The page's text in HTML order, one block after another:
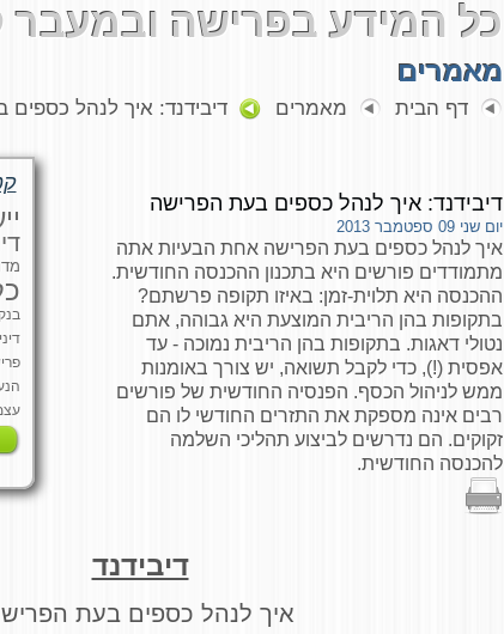
כל המידע בפרישה ובמעבר
מאמרים
דף הבית מאמרים דיבידנד: איך לנהל
דיבידנד: איך לנהל כספים בעת הפרישה
יום שני 09 ספטמבר 2013
איך לנהל כספים בעת הפרישה אחת הבעיות אתה
מתמודדים פורשים היא בתכנון ההכנסה החודשית.
ההכנסה היא תלוית-זמן: באיזו תקופה פרשתם?
בתקופות בהן הריבית המוצעת היא גבוהה, אתם
נטולי דאגות. בתקופות בהן הריבית נמוכה - עד
אפסית (!), כדי לקבל תשואה, יש צורך באומנות
ממש לניהול הכסף. הפנסיה החודשית של פורשים
רבים אינה מספקת את התזרים החודשי לו הם
זקוקים. הם נדרשים לביצוע תהליכי השלמה
להכנסה החודשית.
דיבידנד
איך לנהל כספים בעת